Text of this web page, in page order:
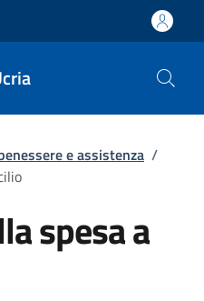
e assistenza /
spesa a